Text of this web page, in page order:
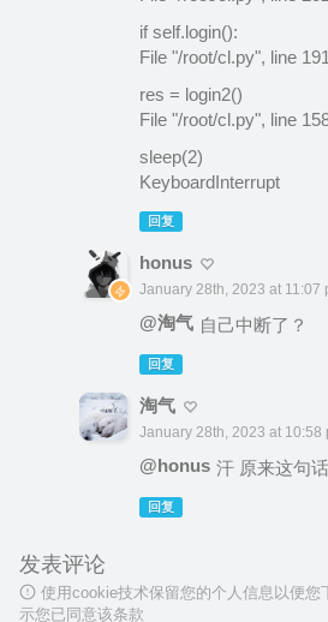
if self.login():
File "/root/cl.py", line
res = login2()
File "/root/cl.py", line
sleep(2)
KeyboardInterrupt
回复
honus
January 28th, 2023 at 11:07
@淘气 自己中断了？
回复
淘气
January 28th, 2023 at 10:58
@honus 汗 原来这句
回复
发表评论
使用cookie技术保留您的个人信息以便您
示您已同意该条款